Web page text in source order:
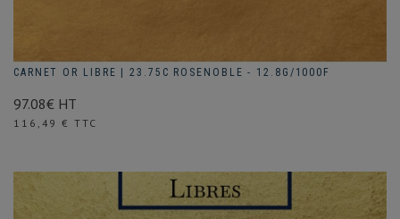
CARNET OR LIBRE | 23.75C ROSENOBLE - 12.8G/1000F
97.08€ HT
Prix
116,49 € TTC